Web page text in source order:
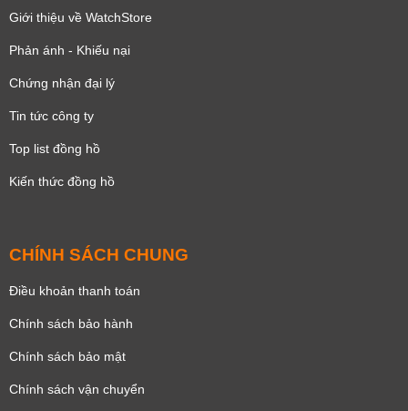
Giới thiệu về WatchStore
Phản ánh - Khiếu nại
Chứng nhận đại lý
Tin tức công ty
Top list đồng hồ
Kiến thức đồng hồ
CHÍNH SÁCH CHUNG
Điều khoản thanh toán
Chính sách bảo hành
Chính sách bảo mật
Chính sách vận chuyển